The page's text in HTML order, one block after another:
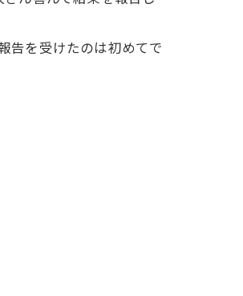
告を受けたのは初めてで